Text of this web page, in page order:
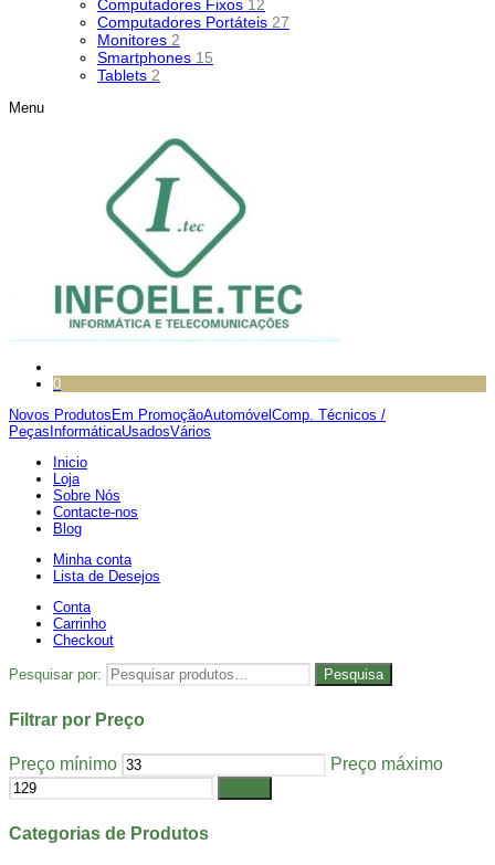
Computadores Fixos 12
Computadores Portáteis 27
Monitores 2
Smartphones 15
Tablets 2
Menu
0
Novos Produtos Em PromoçãoAutomóvel Comp. Técnicos /
Peças InformáticaUsadosVários
Inicio
Loja
Sobre Nós
Contacte-nos
Blog
Minha conta
Lista de Desejos
Conta
Carrinho
Checkout
Pesquisar por: Pesquisa
Filtrar por Preço
Preço mínimo Preço máximo
Categorias de Produtos